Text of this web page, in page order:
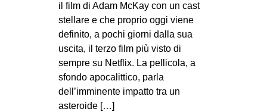
MOBILITAZIONI
SPAZI
SPORT POPOLARE
MOVIMENTI
AMBIENTE
il film di Adam McKay con un cast
stellare e che proprio oggi viene
definito, a pochi giorni dalla sua
uscita, il terzo film più visto di
sempre su Netflix. La pellicola, a
sfondo apocalittico, parla
dell’imminente impatto tra un
asteroide […]